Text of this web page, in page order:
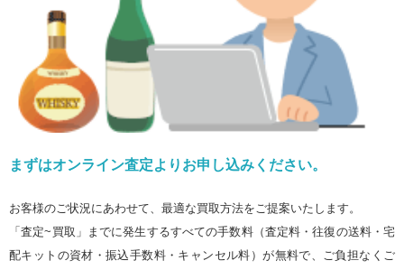
まずはオンライン査定よりお申し込みください。
お客様のご状況にあわせて、最適な買取方法をご提案いたします。
「査定~買取」までに発生するすべての手数料（査定料・往復の送料・宅
配キットの資材・振込手数料・キャンセル料）が無料で、ご負担なくご